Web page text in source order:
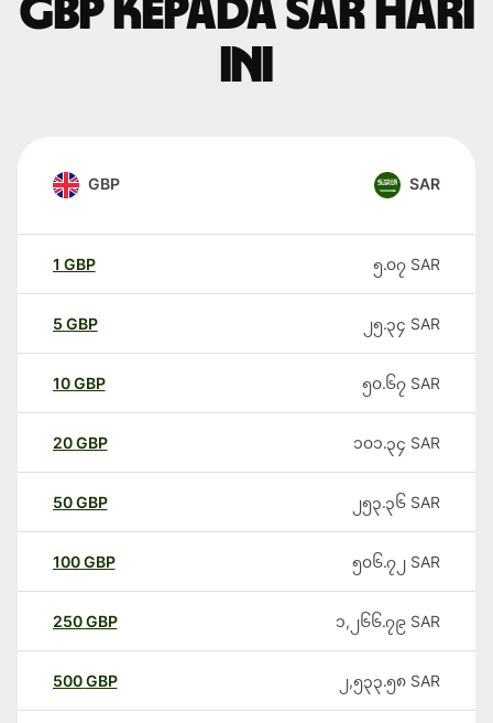
GBP kepada SAR hari
ini
GBP SAR
1 GBP ၅.၀၇ SAR
5 GBP ၂၅.၃၄ SAR
10GBP ၅၀.၆၇ SAR
20GBP ၁၀၁.၃၄ SAR
50GBP ၂၅၃.၃၆ SAR
100GBP ၅၀၆.၇၂ SAR
250GBP ၁,၂၆၆.၇၉ SAR
500GBP ၂,၅၃၃.၅၈ SAR